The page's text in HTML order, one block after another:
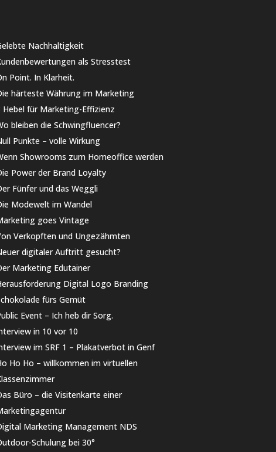
Nachhaltigkeit
als Stresstest
Point. In Klarheit.
härteste Währung im Marketing
Hebel für Marketing-Effizienz
bleiben die Schwingfluencer?
Punkte – volle Wirkung
Showrooms zum Homeoffice werden
Power der Brand Loyalty
Fünfer und das Weggli
Modewelt im Wandel
goes Vintage
Verkopften und Ungezähmten
digitaler Auftritt gesucht?
Marketing Edutainer
Digital Logo Branding
fürs Gemüt
Event – Ich heb dir Sorg.
in 10 vor 10
im SRF 1 – Plakatverbot in Genf
Ho Ho – willkommen im virtuellen
Büro – die Visitenkarte einer
Marketing Management NDS
Schulung bei 30°